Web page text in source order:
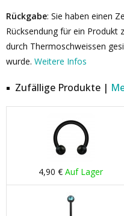
Rückgabe: Sie haben einen
Rücksendung für ein Produkt
durch Thermoschweissen
wurde. Weitere Infos
Zufällige Produkte |
4,90 € Auf Lager